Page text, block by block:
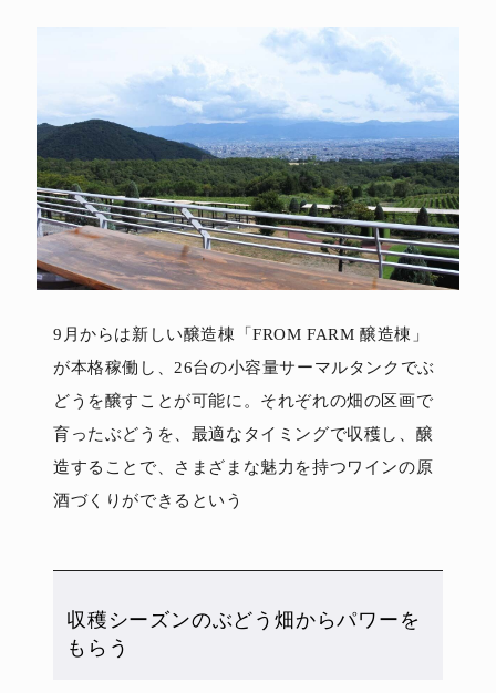
9月からは新しい醸造棟「FROM FARM 醸造棟」
が本格稼働し、26台の小容量サーマルタンクでぶ
どうを醸すことが可能に。それぞれの畑の区画で
育ったぶどうを、最適なタイミングで収穫し、醸
造することで、さまざまな魅力を持つワインの原
酒づくりができるという
収穫シーズンのぶどう畑からパワーを
もらう